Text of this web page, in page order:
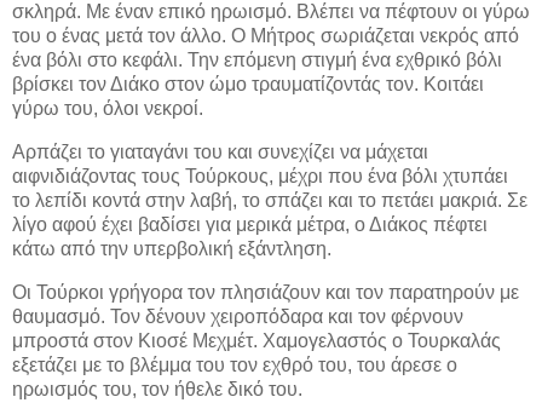
σκληρά. Με έναν επικό ηρωισμό. Βλέπει να πέφτουν οι γύρω
του ο ένας μετά τον άλλο. Ο Μήτρος σωριάζεται νεκρός από
ένα βόλι στο κεφάλι. Την επόμενη στιγμή ένα εχθρικό βόλι
βρίσκει τον Διάκο στον ώμο τραυματίζοντάς τον. Κοιτάει
γύρω του, όλοι νεκροί.
Αρπάζει το γιαταγάνι του και συνεχίζει να μάχεται
αιφνιδιάζοντας τους Τούρκους, μέχρι που ένα βόλι χτυπάει
το λεπίδι κοντά στην λαβή, το σπάζει και το πετάει μακριά. Σε
λίγο αφού έχει βαδίσει για μερικά μέτρα, ο Διάκος πέφτει
κάτω από την υπερβολική εξάντληση.
Οι Τούρκοι γρήγορα τον πλησιάζουν και τον παρατηρούν με
θαυμασμό. Τον δένουν χειροπόδαρα και τον φέρνουν
μπροστά στον Κιοσέ Μεχμέτ. Χαμογελαστός ο Τουρκαλάς
εξετάζει με το βλέμμα του τον εχθρό του, του άρεσε ο
ηρωισμός του, τον ήθελε δικό του.